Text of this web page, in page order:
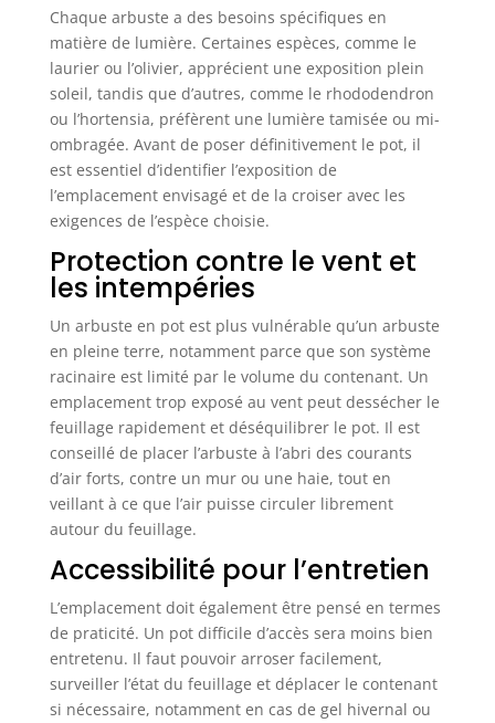
Chaque arbuste a des besoins spécifiques en
matière de lumière. Certaines espèces, comme le
laurier ou l’olivier, apprécient une exposition plein
soleil, tandis que d’autres, comme le rhododendron
ou l’hortensia, préfèrent une lumière tamisée ou mi-
ombragée. Avant de poser définitivement le pot, il
est essentiel d’identifier l’exposition de
l’emplacement envisagé et de la croiser avec les
exigences de l’espèce choisie.
Protection contre le vent et
les intempéries
Un arbuste en pot est plus vulnérable qu’un arbuste
en pleine terre, notamment parce que son système
racinaire est limité par le volume du contenant. Un
emplacement trop exposé au vent peut dessécher le
feuillage rapidement et déséquilibrer le pot. Il est
conseillé de placer l’arbuste à l’abri des courants
d’air forts, contre un mur ou une haie, tout en
veillant à ce que l’air puisse circuler librement
autour du feuillage.
Accessibilité pour l’entretien
L’emplacement doit également être pensé en termes
de praticité. Un pot difficile d’accès sera moins bien
entretenu. Il faut pouvoir arroser facilement,
surveiller l’état du feuillage et déplacer le contenant
si nécessaire, notamment en cas de gel hivernal ou